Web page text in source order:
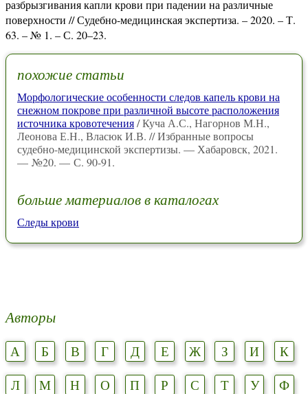
разбрызгивания капли крови при падении на различные
поверхности // Судебно-медицинская экспертиза. – 2020. – Т.
63. – № 1. – С. 20–23.
похожие статьи
Морфологические особенности следов капель крови на
снежном покрове при различной высоте расположения
источника кровотечения/ Куча А.С., Нагорнов М.Н.,
Леонова Е.Н., Власюк И.В. // Избранные вопросы
судебно-медицинской экспертизы. — Хабаровск, 2021.
— №20. — С. 90-91.
больше материалов в каталогах
Следы крови
Авторы
А Б В Г Д Е Ж З И
К
Л
М Н О П Р С Т У
Ф